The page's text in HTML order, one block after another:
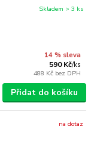
14 % sleva
590 Kč/ks
488 Kč bez DPH
Skladem > 3 ks
Přidat do košíku
na dotaz